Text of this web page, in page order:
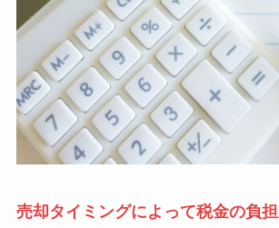
売却タイミングによって税金の負